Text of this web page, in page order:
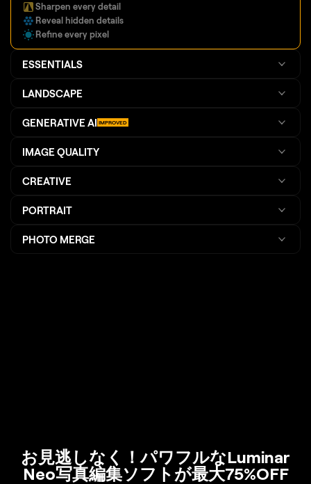
Sharpen every detail
Reveal hidden details
Refine every pixel
ESSENTIALS
LANDSCAPE
GENERATIVE AI IMPROVED
IMAGE QUALITY
CREATIVE
PORTRAIT
PHOTO MERGE
お見逃しなく！パワフルなLuminar
Neo写真編集ソフトが最大75%OFF